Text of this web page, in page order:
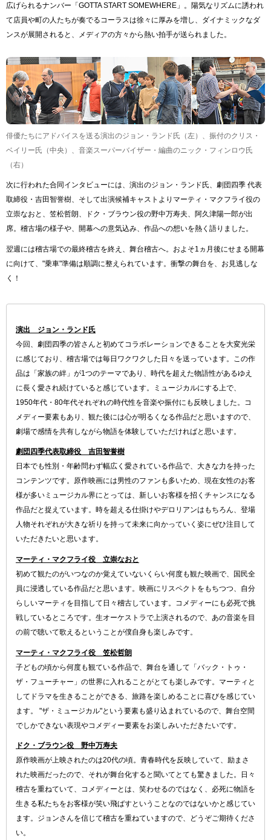
広げられるナンバー「GOTTA START SOMEWHERE」。陽気なリズムに誘われ
て店員や町の人たちが奏でるコーラスは徐々に厚みを増し、ダイナミックなダ
ンスが展開されると、メディアの方々から熱い拍手が送られました。
俳優たちにアドバイスを送る演出のジョン・ランド氏（左）、振付のクリス・
ベイリー氏（中央）、音楽スーパーバイザー・編曲のニック・フィンロウ氏
（右）
次に行われた合同インタビューには、演出のジョン・ランド氏、劇団四季 代表
取締役・吉田智誉樹、そして出演候補キャストよりマーティ・マクフライ役の
立崇なおと、笠松哲朗、ドク・ブラウン役の野中万寿夫、阿久津陽一郎が出
席。稽古場の様子や、開幕への意気込み、作品への想いを熱く語りました。
翌週には稽古場での最終稽古を終え、舞台稽古へ。およそ1ヵ月後にせまる開幕
に向けて、"乗車"準備は順調に整えられています。衝撃の舞台を、お見逃しな
く！
演出 ジョン・ランド氏
今回、劇団四季の皆さんと初めてコラボレーションできることを大変光栄
に感じており、稽古場では毎日ワクワクした日々を送っています。この作
品は「家族の絆」が1つのテーマであり、時代を超えた物語性があるゆえ
に長く愛され続けていると感じています。ミュージカルにする上で、
1950年代・80年代それぞれの時代性を音楽や振付にも反映しました。コ
メディー要素もあり、観た後には心が明るくなる作品だと思いますので、
劇場で感情を共有しながら物語を体験していただければと思います。
劇団四季代表取締役 吉田智誉樹
日本でも性別・年齢問わず幅広く愛されている作品で、大きな力を持った
コンテンツです。原作映画には男性のファンも多いため、現在女性のお客
様が多いミュージカル界にとっては、新しいお客様を招くチャンスになる
作品だと捉えています。時を超える仕掛けやデロリアンはもちろん、登場
人物それぞれが大きな祈りを持って未来に向かっていく姿にぜひ注目して
いただきたいと思います。
マーティ・マクフライ役 立崇なおと
初めて観たのがいつなのか覚えていないくらい何度も観た映画で、国民全
員に浸透している作品だと思います。映画にリスペクトをもちつつ、自分
らしいマーティを目指して日々稽古しています。コメディーにも必死で挑
戦しているところです。生オーケストラで上演されるので、あの音楽を目
の前で聴いて歌えるということが僕自身も楽しみです。
マーティ・マクフライ役 笠松哲朗
子どもの頃から何度も観ている作品で、舞台を通して「バック・トゥ・
ザ・フューチャー」の世界に入れることがとても楽しみです。マーティと
してドラマを生きることができる、旅路を楽しめることに喜びを感じてい
ます。 "ザ・ミュージカル"という要素も盛り込まれているので、舞台空間
でしかできない表現やコメディー要素をお楽しみいただきたいです。
ドク・ブラウン役 野中万寿夫
原作映画が上映されたのは20代の頃。青春時代を反映していて、励まさ
れた映画だったので、それが舞台化すると聞いてとても驚きました。日々
稽古を重ねていて、コメディーとは、笑わせるのではなく、必死に物語を
生きる私たちをお客様が笑い飛ばすということなのではないかと感じてい
ます。ジョンさんを信じて稽古を重ねていますので、どうぞご期待くださ
い。